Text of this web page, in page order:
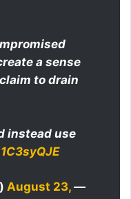
a sense
to drain
instead use
— ZachXBT (@zachxbt)
August 23,